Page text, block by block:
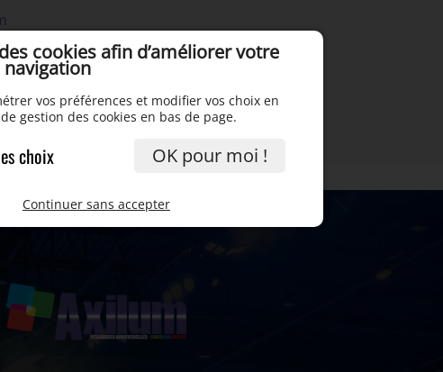
cookies afin d’améliorer votre
navigation
vos préférences et modifier vos choix en
gestion des cookies en bas de page.
choix OK pour moi !
Continuer sans accepter